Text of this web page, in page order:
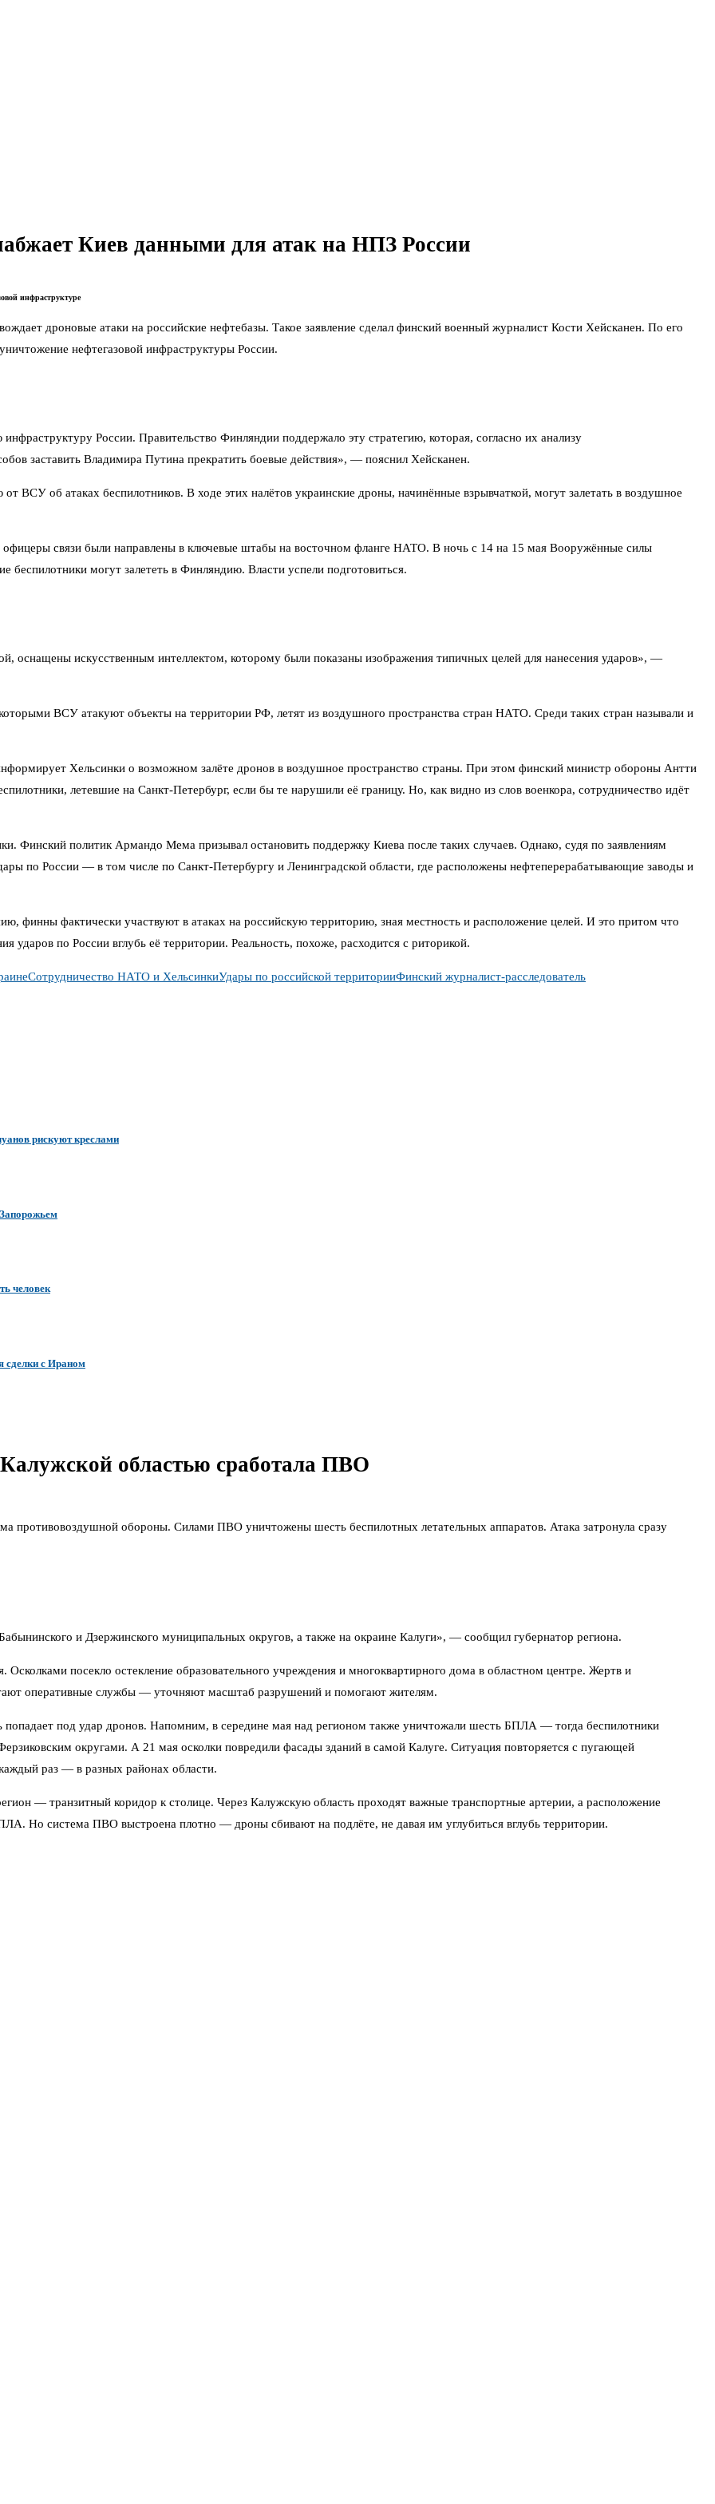
Киев данными для атак на НПЗ России
инфраструктуре
дроновые атаки на российские нефтебазы. Такое заявление сделал финский военный журналист Кости Хейсканен. По его
нефтегазовой инфраструктуры России.
России. Правительство Финляндии поддержало эту стратегию, которая, согласно их анализу
заставить Владимира Путина прекратить боевые действия», — пояснил Хейсканен.
об атаках беспилотников. В ходе этих налётов украинские дроны, начинённые взрывчаткой, могут залетать в воздушное
связи были направлены в ключевые штабы на восточном фланге НАТО. В ночь с 14 на 15 мая Вооружённые силы
могут залететь в Финляндию. Власти успели подготовиться.
оснащены искусственным интеллектом, которому были показаны изображения типичных целей для нанесения ударов», —
ВСУ атакуют объекты на территории РФ, летят из воздушного пространства стран НАТО. Среди таких стран называли и
Хельсинки о возможном залёте дронов в воздушное пространство страны. При этом финский министр обороны Антти
летевшие на Санкт-Петербург, если бы те нарушили её границу. Но, как видно из слов военкора, сотрудничество идёт
Финский политик Армандо Мема призывал остановить поддержку Киева после таких случаев. Однако, судя по заявлениям
по России — в том числе по Санкт-Петербургу и Ленинградской области, где расположены нефтеперерабатывающие заводы и
финны фактически участвуют в атаках на российскую территорию, зная местность и расположение целей. И это притом что
ударов по России вглубь её территории. Реальность, похоже, расходится с риторикой.
Сотрудничество НАТО и ХельсинкиУдары по российской территорииФинский журналист-расследователь
рискуют креслами
человек
сделки с Ираном
областью сработала ПВО
противовоздушной обороны. Силами ПВО уничтожены шесть беспилотных летательных аппаратов. Атака затронула сразу
и Дзержинского муниципальных округов, а также на окраине Калуги», — сообщил губернатор региона.
посекло остекление образовательного учреждения и многоквартирного дома в областном центре. Жертв и
оперативные службы — уточняют масштаб разрушений и помогают жителям.
попадает под удар дронов. Напомним, в середине мая над регионом также уничтожали шесть БПЛА — тогда беспилотники
округами. А 21 мая осколки повредили фасады зданий в самой Калуге. Ситуация повторяется с пугающей
раз — в разных районах области.
— транзитный коридор к столице. Через Калужскую область проходят важные транспортные артерии, а расположение
Но система ПВО выстроена плотно — дроны сбивают на подлёте, не давая им углубиться вглубь территории.